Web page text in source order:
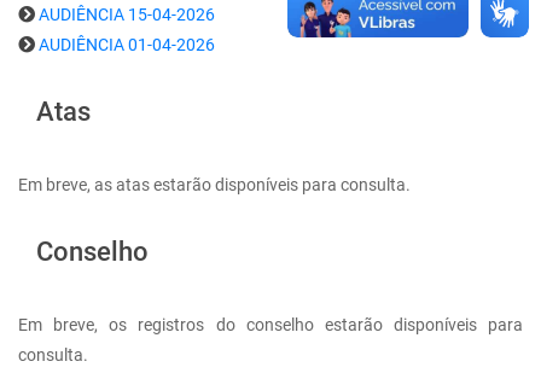
AUDIÊNCIA 15-04-2026
AUDIÊNCIA 01-04-2026
Atas
Em breve, as atas estarão disponíveis para consulta.
Conselho
Em breve, os registros do conselho estarão disponíveis para
consulta.